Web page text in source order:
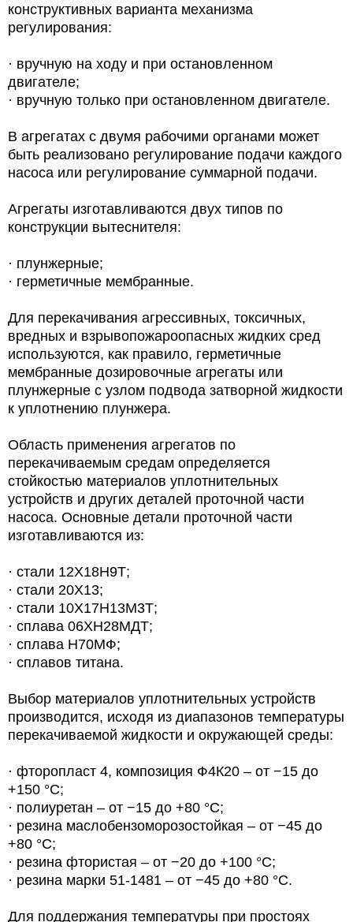
конструктивных варианта механизма
регулирования:
· вручную на ходу и при остановленном
двигателе;
· вручную только при остановленном двигателе.
В агрегатах с двумя рабочими органами может
быть реализовано регулирование подачи каждого
насоса или регулирование суммарной подачи.
Агрегаты изготавливаются двух типов по
конструкции вытеснителя:
· плунжерные;
· герметичные мембранные.
Для перекачивания агрессивных, токсичных,
вредных и взрывопожароопасных жидких сред
используются, как правило, герметичные
мембранные дозировочные агрегаты или
плунжерные с узлом подвода затворной жидкости
к уплотнению плунжера.
Область применения агрегатов по
перекачиваемым средам определяется
стойкостью материалов уплотнительных
устройств и других деталей проточной части
насоса. Основные детали проточной части
изготавливаются из:
· стали 12Х18Н9Т;
· стали 20Х13;
· стали 10Х17Н13М3Т;
· сплава 06ХН28МДТ;
· сплава Н70МФ;
· сплавов титана.
Выбор материалов уплотнительных устройств
производится, исходя из диапазонов температуры
перекачиваемой жидкости и окружающей среды:
· фторопласт 4, композиция Ф4К20 – от −15 до
+150 °С;
· полиуретан – от −15 до +80 °С;
· резина маслобензоморозостойкая – от −45 до
+80 °С;
· резина фтористая – от −20 до +100 °С;
· резина марки 51-1481 – от −45 до +80 °С.
Для поддержания температуры при простоях